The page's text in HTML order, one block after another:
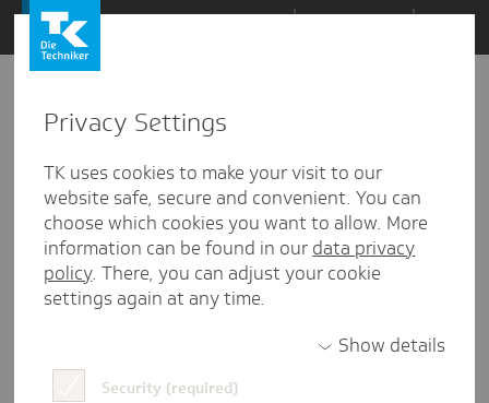
Zum
Inhalt
springen
den
Kommentaren
Privacy Settings
TK uses cookies to make your visit to our
website safe, secure and convenient. You can
choose which cookies you want to allow. More
information can be found in our data privacy
policy. There, you can adjust your cookie
settings again at any time.
Show details
Security (required)